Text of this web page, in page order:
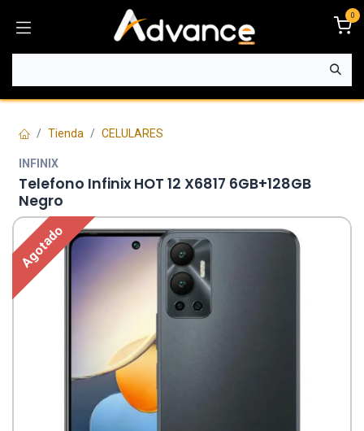
0
Tienda CELULARES
INFINIX
Telefono Infinix HOT 12 X6817 6GB+128GB
Negro
Agotado